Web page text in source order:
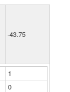
-43.75
1
0